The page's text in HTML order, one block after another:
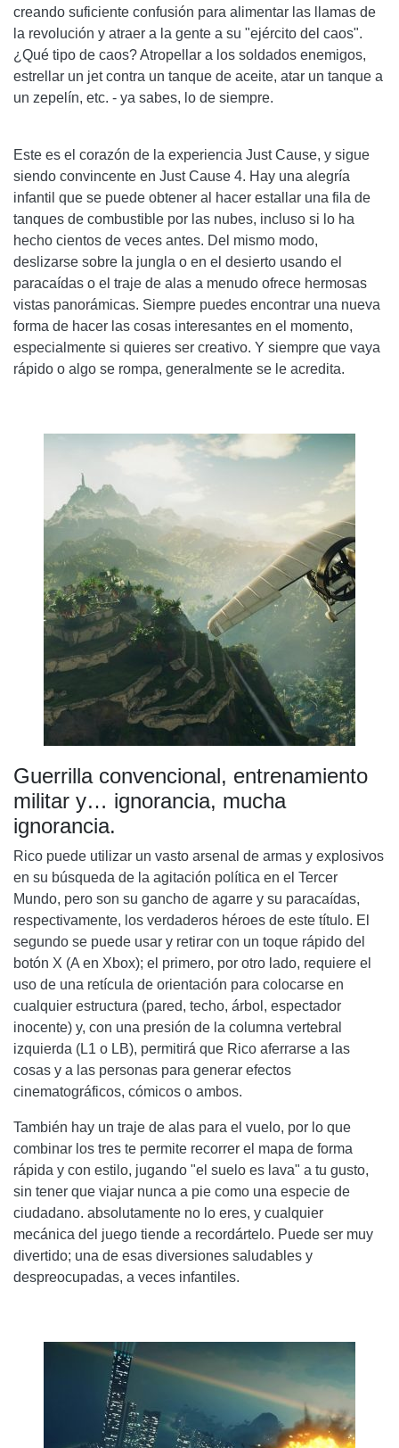
creando suficiente confusión para alimentar las llamas de
la revolución y atraer a la gente a su "ejército del caos".
¿Qué tipo de caos? Atropellar a los soldados enemigos,
estrellar un jet contra un tanque de aceite, atar un tanque a
un zepelín, etc. - ya sabes, lo de siempre.
Este es el corazón de la experiencia Just Cause, y sigue
siendo convincente en Just Cause 4. Hay una alegría
infantil que se puede obtener al hacer estallar una fila de
tanques de combustible por las nubes, incluso si lo ha
hecho cientos de veces antes. Del mismo modo,
deslizarse sobre la jungla o en el desierto usando el
paracaídas o el traje de alas a menudo ofrece hermosas
vistas panorámicas. Siempre puedes encontrar una nueva
forma de hacer las cosas interesantes en el momento,
especialmente si quieres ser creativo. Y siempre que vaya
rápido o algo se rompa, generalmente se le acredita.
Guerrilla convencional, entrenamiento
militar y… ignorancia, mucha
ignorancia.
Rico puede utilizar un vasto arsenal de armas y explosivos
en su búsqueda de la agitación política en el Tercer
Mundo, pero son su gancho de agarre y su paracaídas,
respectivamente, los verdaderos héroes de este título. El
segundo se puede usar y retirar con un toque rápido del
botón X (A en Xbox); el primero, por otro lado, requiere el
uso de una retícula de orientación para colocarse en
cualquier estructura (pared, techo, árbol, espectador
inocente) y, con una presión de la columna vertebral
izquierda (L1 o LB), permitirá que Rico aferrarse a las
cosas y a las personas para generar efectos
cinematográficos, cómicos o ambos.
También hay un traje de alas para el vuelo, por lo que
combinar los tres te permite recorrer el mapa de forma
rápida y con estilo, jugando "el suelo es lava" a tu gusto,
sin tener que viajar nunca a pie como una especie de
ciudadano. absolutamente no lo eres, y cualquier
mecánica del juego tiende a recordártelo. Puede ser muy
divertido; una de esas diversiones saludables y
despreocupadas, a veces infantiles.